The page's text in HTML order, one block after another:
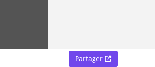
Partager